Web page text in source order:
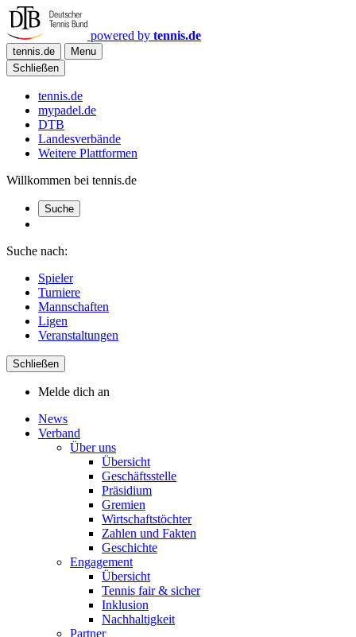
powered by tennis.de
tennis.de
Menu
Schließen
tennis.de
mypadel.de
DTB
Landesverbände
Weitere Plattformen
Willkommen bei tennis.de
Suche
Suche nach:
Spieler
Turniere
Mannschaften
Ligen
Veranstaltungen
Schließen
Melde dich an
News
Verband
Über uns
Übersicht
Geschäftsstelle
Präsidium
Gremien
Wirtschaftstöchter
Zahlen und Fakten
Geschichte
Engagement
Übersicht
Tennis fair & sicher
Inklusion
Nachhaltigkeit
Partner